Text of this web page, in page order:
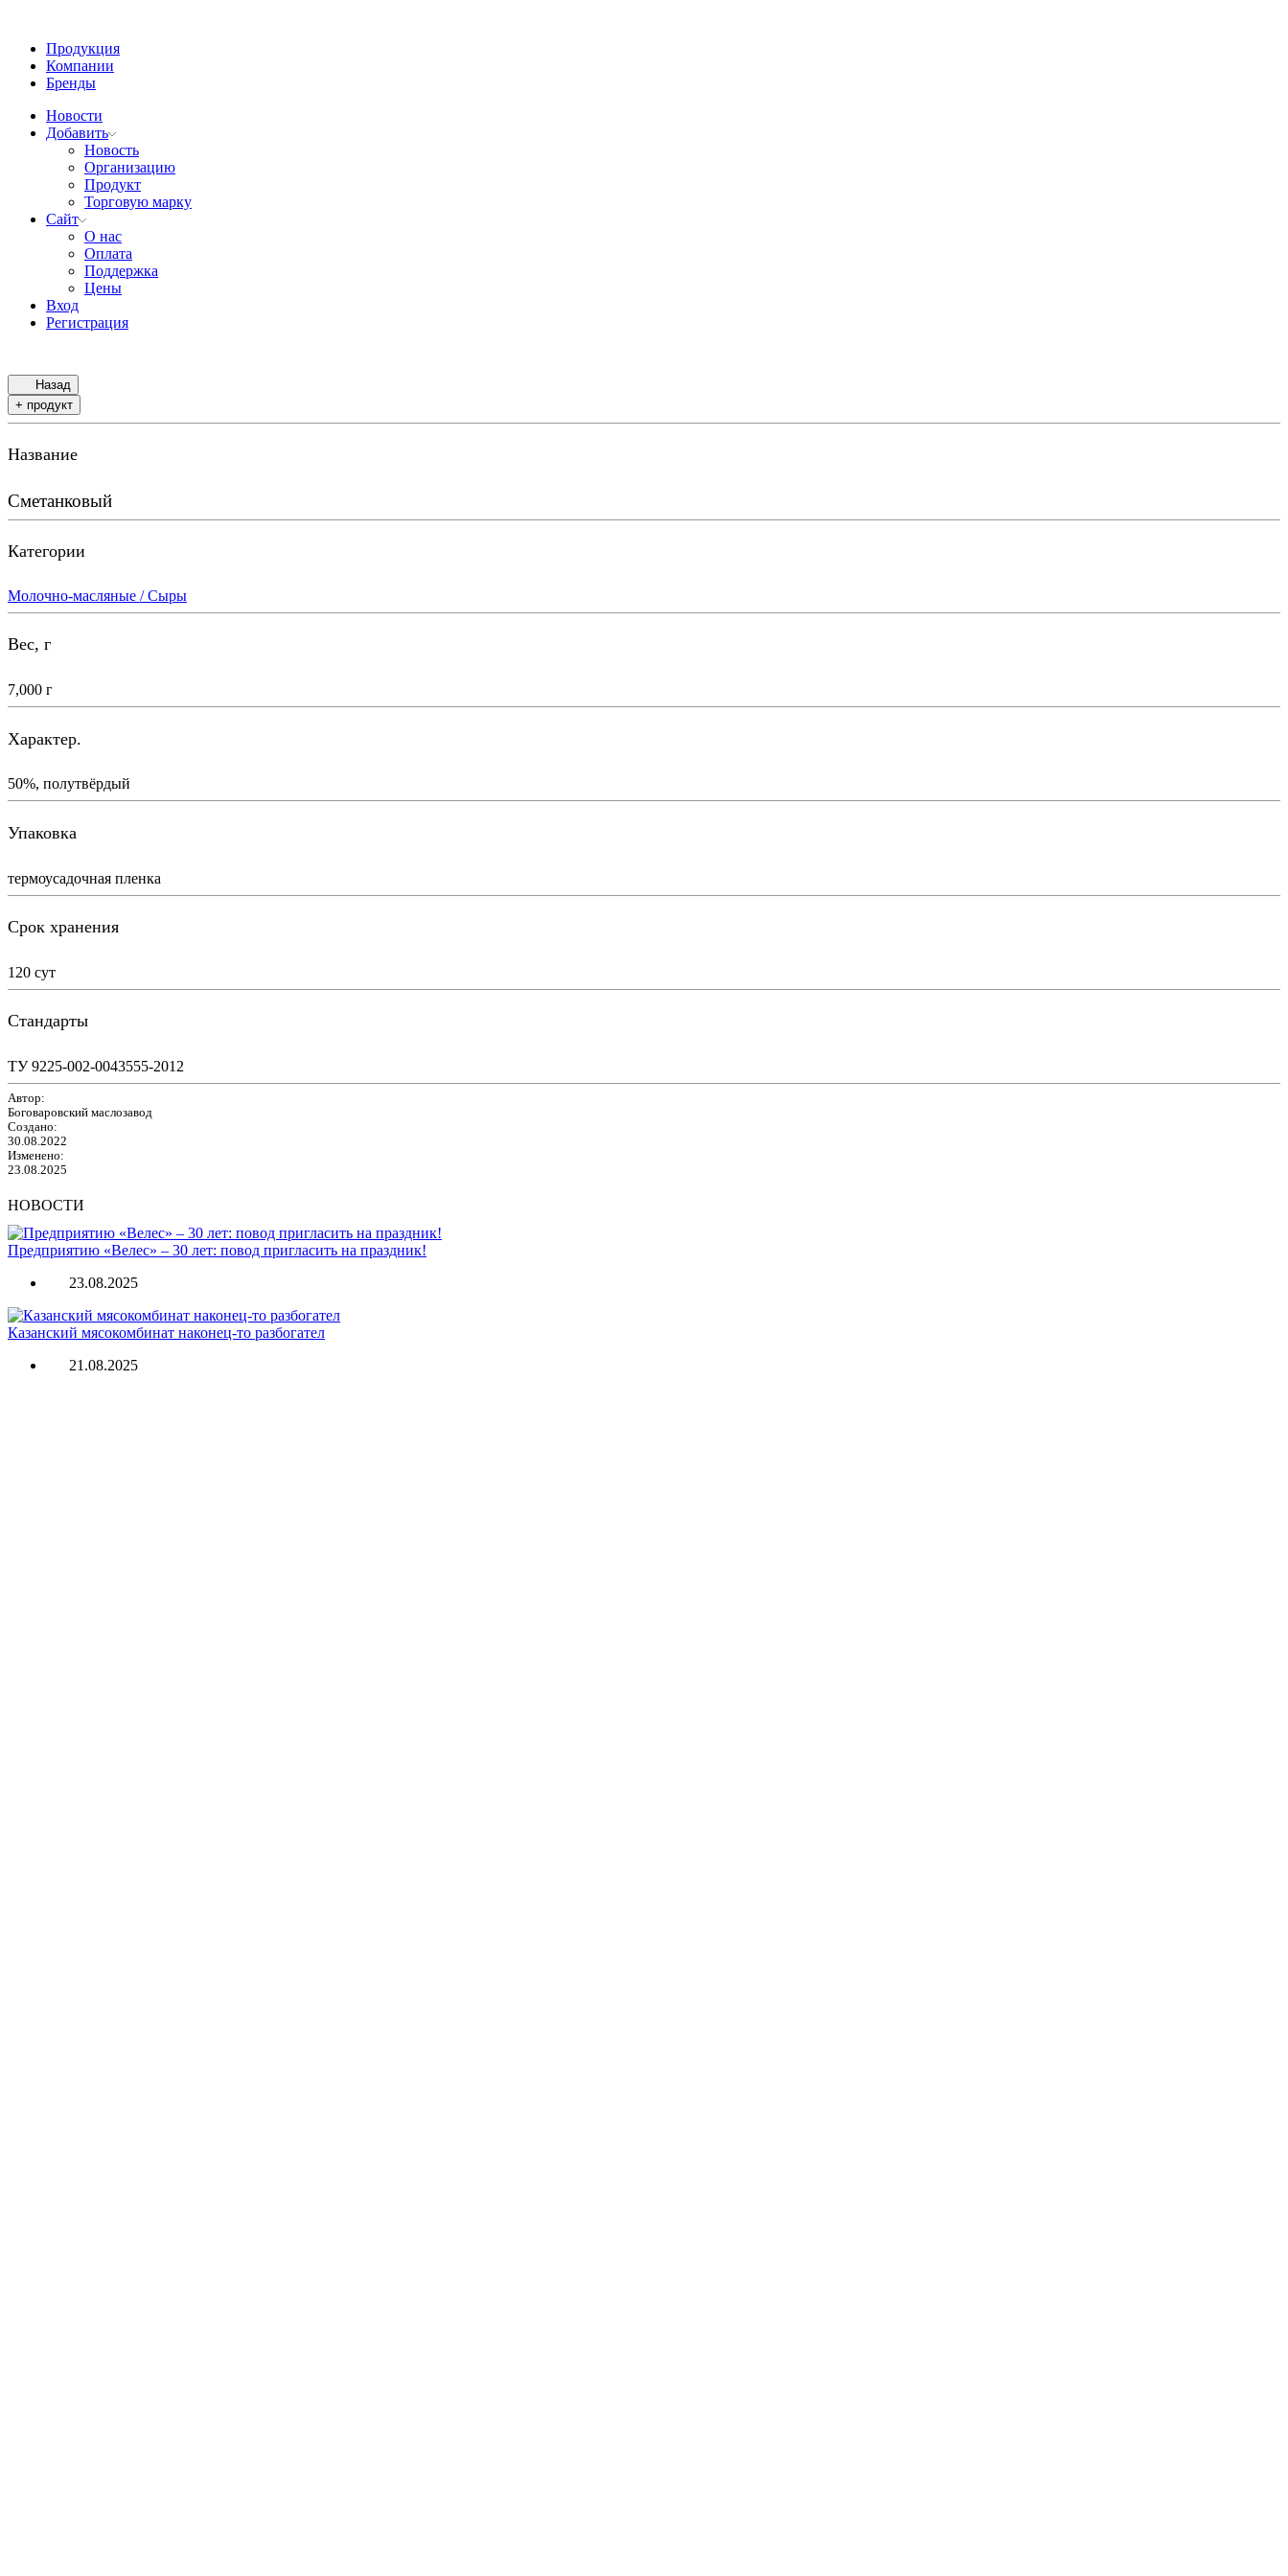
Продукция
Компании
Бренды
Новости
Добавить
Новость
Организацию
Продукт
Торговую марку
Сайт
О нас
Оплата
Поддержка
Цены
Вход
Регистрация
Назад
+ продукт
Название
Сметанковый
Категории
Молочно-масляные / Сыры
Вес, г
7,000 г
Характер.
50%, полутвёрдый
Упаковка
термоусадочная пленка
Срок хранения
120 сут
Стандарты
ТУ 9225-002-0043555-2012
Автор:
Боговаровский маслозавод
Создано:
30.08.2022
Изменено:
23.08.2025
НОВОСТИ
Предприятию «Велес» – 30 лет: повод пригласить на праздник!
23.08.2025
Казанский мясокомбинат наконец-то разбогател
21.08.2025